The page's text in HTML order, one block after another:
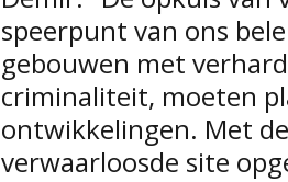
speerpunt van ons
gebouwen met
criminaliteit, moeten
ontwikkelingen. Met
verwaarloosde site